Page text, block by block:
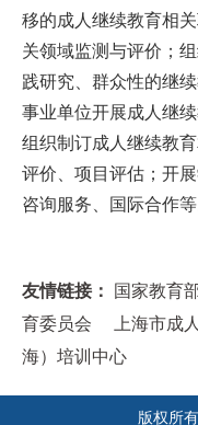
移的成人继续教育相
关领域监测与评价；
践研究、群众性的继
事业单位开展成人继
组织制订成人继续教
评价、项目评估；开
咨询服务、国际合作等
友情链接： 国家教育
育委员会
上海市成
海）培训中心
版权所